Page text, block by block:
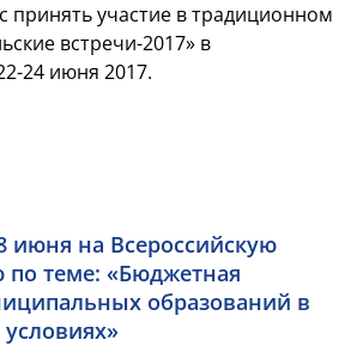
принять участие в традиционном
встречи-2017» в
24 июня 2017.
июня на Всероссийскую
теме: «Бюджетная
образований в